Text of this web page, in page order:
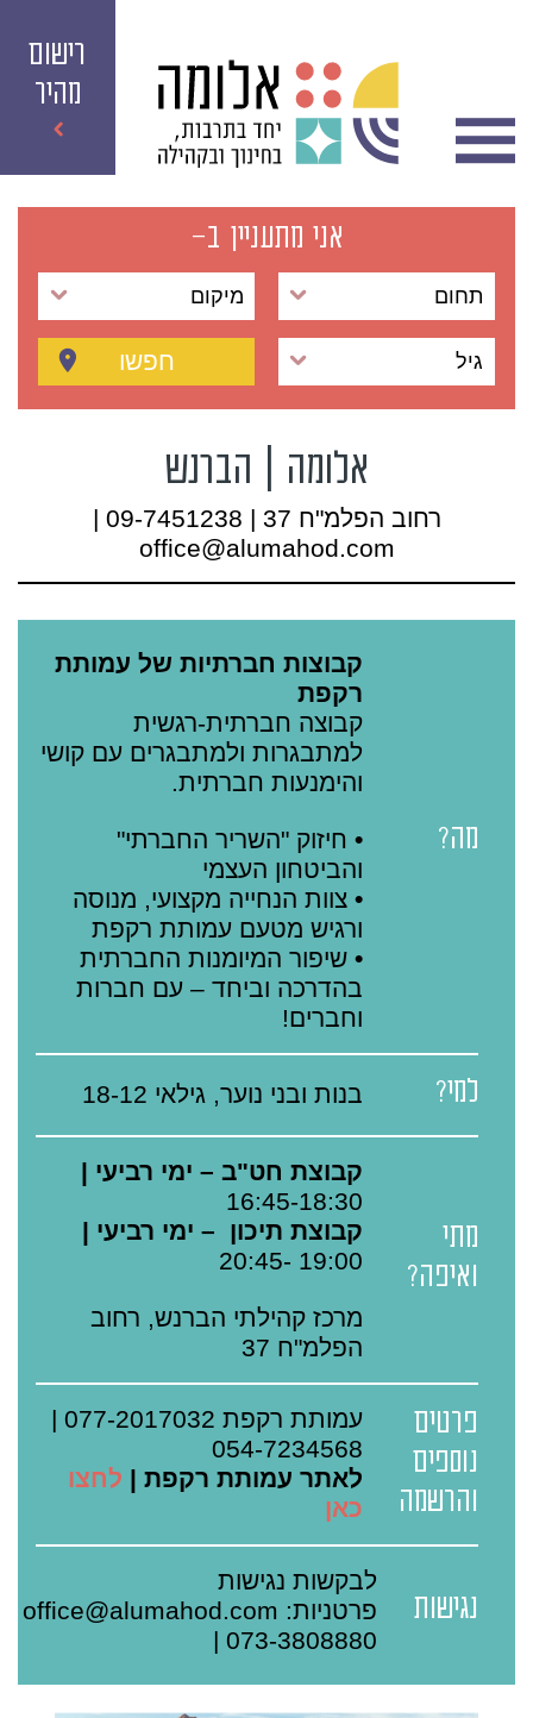
רישום
מהיר
אני מתעניין ב-
תחום מיקום
גיל חפשו
אלומה | הברנש
רחוב הפלמ"ח 37 | 09-7451238 |
office@alumahod.com
מה?
קבוצות חברתיות של עמותת
רקפת
קבוצה חברתית-רגשית
למתבגרות ולמתבגרים עם קושי
והימנעות חברתית.
• חיזוק "השריר החברתי"
והביטחון העצמי
• צוות הנחייה מקצועי, מנוסה
ורגיש מטעם עמותת רקפת
• שיפור המיומנות החברתית
בהדרכה וביחד – עם חברות
וחברים!
למי? בנות ובני נוער, גילאי 18-12
מתי
ואיפה?
קבוצת חט"ב – ימי רביעי |
16:45-18:30
קבוצת תיכון – ימי רביעי |
19:00 -20:45
מרכז קהילתי הברנש, רחוב
הפלמ"ח 37
פרטים
נוספים
והרשמה
עמותת רקפת 077-2017032 |
054-7234568
לאתר עמותת רקפת | לחצו
כאן
נגישות
לבקשות נגישות
פרטניות: office@alumahod.com
| 073-3808880